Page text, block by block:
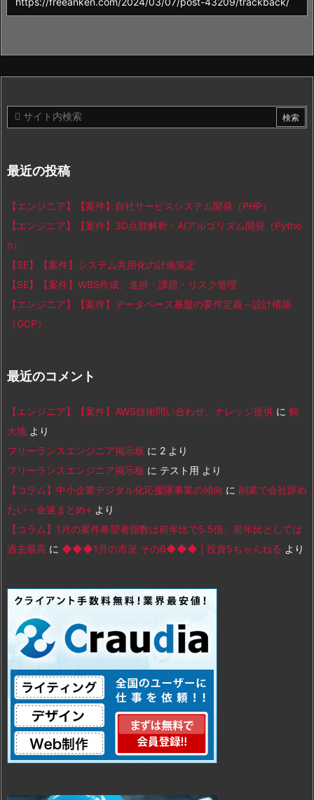
最近の投稿
【エンジニア】【案件】自社サービスシステム開発（PHP）
【エンジニア】【案件】3D点群解析・AIアルゴリズム開発（Pytho
n）
【SE】【案件】システム共用化の計画策定
【SE】【案件】WBS作成、進捗・課題・リスク管理
【エンジニア】【案件】データベース基盤の要件定義～設計構築
（GCP）
最近のコメント
【エンジニア】【案件】AWS技術問い合わせ、ナレッジ提供 に 鶴
大地 より
フリーランスエンジニア掲示板 に 2 より
フリーランスエンジニア掲示板 に テスト用 より
【コラム】中小企業デジタル化応援隊事業の傾向 に 副業で会社辞め
たい - 金速まとめ+ より
【コラム】1月の案件希望者指数は前年比で5.5倍、前年比としては
過去最高 に ◆◆◆1月の市況 その6◆◆◆ | 投資5ちゃんねる より